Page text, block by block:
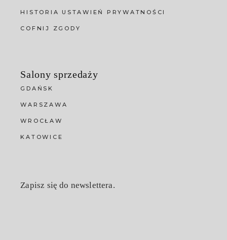
HISTORIA USTAWIEŃ PRYWATNOŚCI
COFNIJ ZGODY
Salony sprzedaży
GDAŃSK
WARSZAWA
WROCŁAW
KATOWICE
Zapisz się do newslettera.